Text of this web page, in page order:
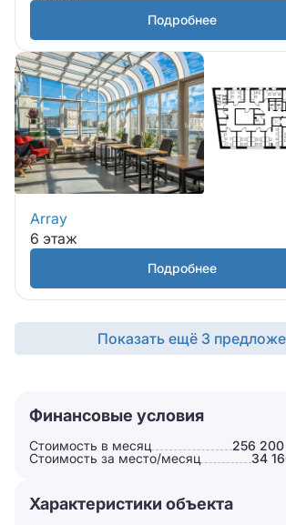
Подробнее
Array
6 этаж
Подробнее
Показать ещё 3
Финансовые условия
Стоимость в месяц
256
Стоимость за место/месяц
34
Характеристики объекта